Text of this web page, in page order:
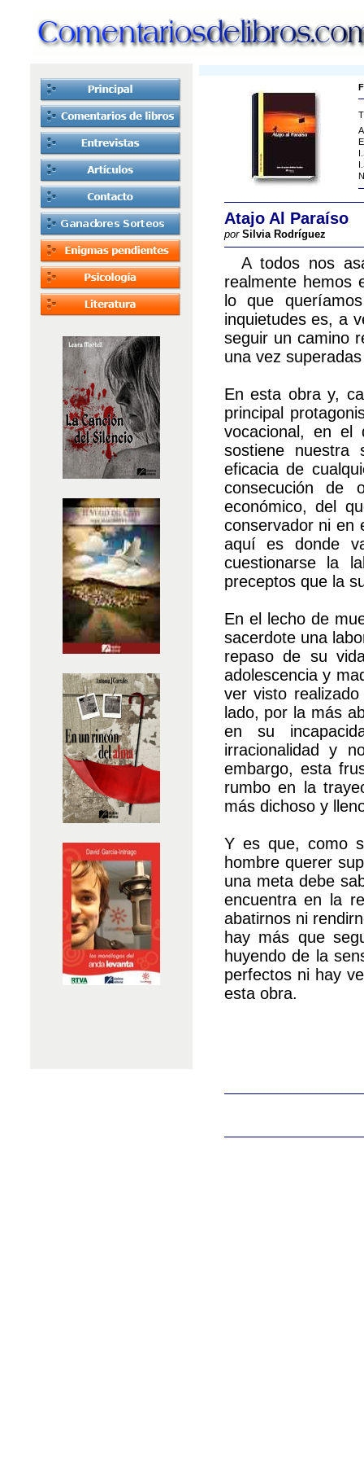
Atajo Al Paraíso
por Silvia Rodríguez
A todos nos
realmente hemos
lo que
inquietudes es, a
seguir un camino
una vez
En esta obra y,
principal
vocacional, en el
sostiene nuestra
eficacia de
consecución de
económico, del
conservador ni en
aquí es donde
cuestionarse la
preceptos que la
En el lecho de
sacerdote una
repaso de su
adolescencia y
ver visto
lado, por la más
en su
irracionalidad y
embargo, esta
rumbo en la
más dichoso y
Y es que, como
hombre querer
una meta debe
encuentra en la
abatirnos ni
hay más que
huyendo de la
perfectos ni hay
esta obra.